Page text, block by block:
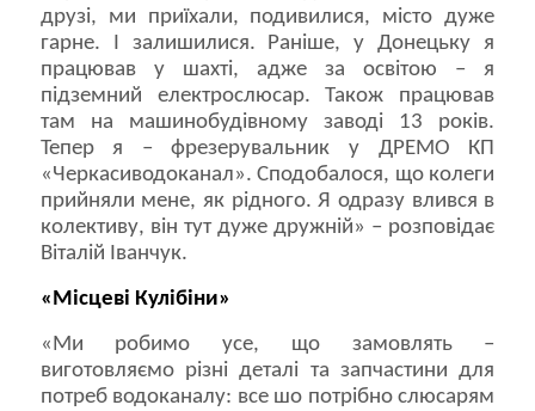
друзі, ми приїхали, подивилися, місто дуже
гарне. І залишилися. Раніше, у Донецьку я
працював у шахті, адже за освітою – я
підземний електрослюсар. Також працював
там на машинобудівному заводі 13 років.
Тепер я – фрезерувальник у ДРЕМО КП
«Черкасиводоканал». Сподобалося, що колеги
прийняли мене, як рідного. Я одразу влився в
колективу, він тут дуже дружній» – розповідає
Віталій Іванчук.
«Місцеві Кулібіни»
«Ми робимо усе, що замовлять –
виготовляємо різні деталі та запчастини для
потреб водоканалу: все шо потрібно слюсарям